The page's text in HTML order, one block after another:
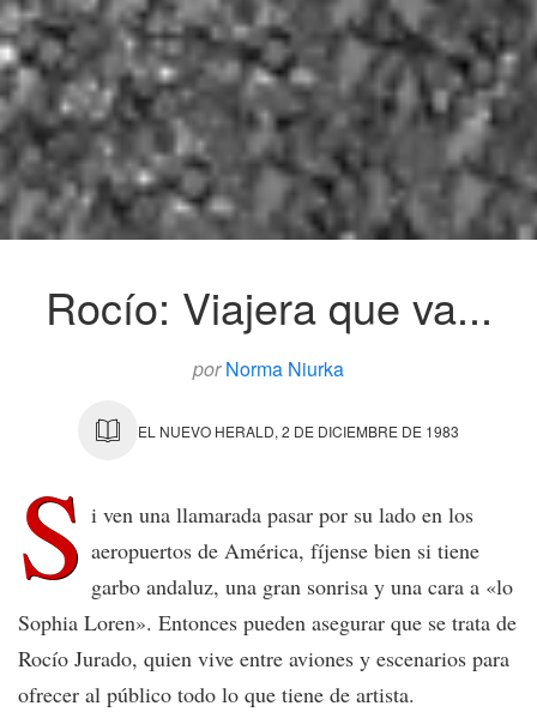
Rocío: Viajera que va...
por Norma Niurka
EL NUEVO HERALD, 2 DE DICIEMBRE DE 1983
S i ven una llamarada pasar por su lado en los
aeropuertos de América, fíjense bien si tiene
garbo andaluz, una gran sonrisa y una cara a «lo
Sophia Loren». Entonces pueden asegurar que se trata de
Rocío Jurado, quien vive entre aviones y escenarios para
ofrecer al público todo lo que tiene de artista.